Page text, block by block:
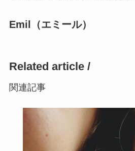
Emil（エミール）
Related article /
関連記事